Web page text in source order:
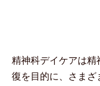
精神科デイケアは精
復を目的に、さまざ